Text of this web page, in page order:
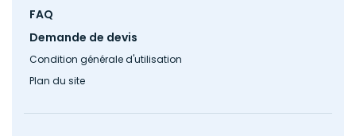
FAQ
Demande de devis
Condition générale d'utilisation
Plan du site